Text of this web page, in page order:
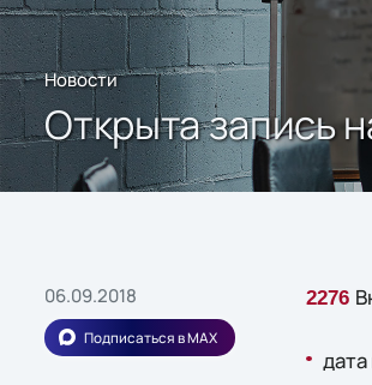
Новости
Открыта запись
06.09.2018
Подписаться в MAX
2276